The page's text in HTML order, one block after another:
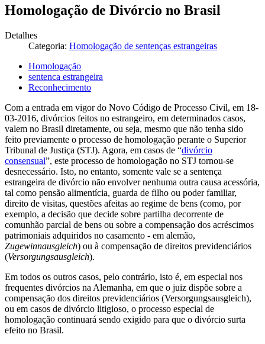
Homologação de Divórcio no Brasil
Detalhes
Categoria: Homologação de sentenças estrangeiras
Homologação
sentenca estrangeira
Reconhecimento
Com a entrada em vigor do Novo Código de Processo Civil, em 18-
03-2016, divórcios feitos no estrangeiro, em determinados casos,
valem no Brasil diretamente, ou seja, mesmo que não tenha sido
feito previamente o processo de homologação perante o Superior
Tribunal de Justiça (STJ). Agora, em casos de “divórcio
consensual”, este processo de homologação no STJ tornou-se
desnecessário. Isto, no entanto, somente vale se a sentença
estrangeira de divórcio não envolver nenhuma outra causa acessória,
tal como pensão alimentícia, guarda de filho ou poder familiar,
direito de visitas, questões afeitas ao regime de bens (como, por
exemplo, a decisão que decide sobre partilha decorrente de
comunhão parcial de bens ou sobre a compensação dos acréscimos
patrimoniais adquiridos no casamento - em alemão,
Zugewinnausgleich) ou à compensação de direitos previdenciários
(Versorgungsausgleich).
Em todos os outros casos, pelo contrário, isto é, em especial nos
frequentes divórcios na Alemanha, em que o juiz dispõe sobre a
compensação dos direitos previdenciários (Versorgungsausgleich),
ou em casos de divórcio litigioso, o processo especial de
homologação continuará sendo exigido para que o divórcio surta
efeito no Brasil.